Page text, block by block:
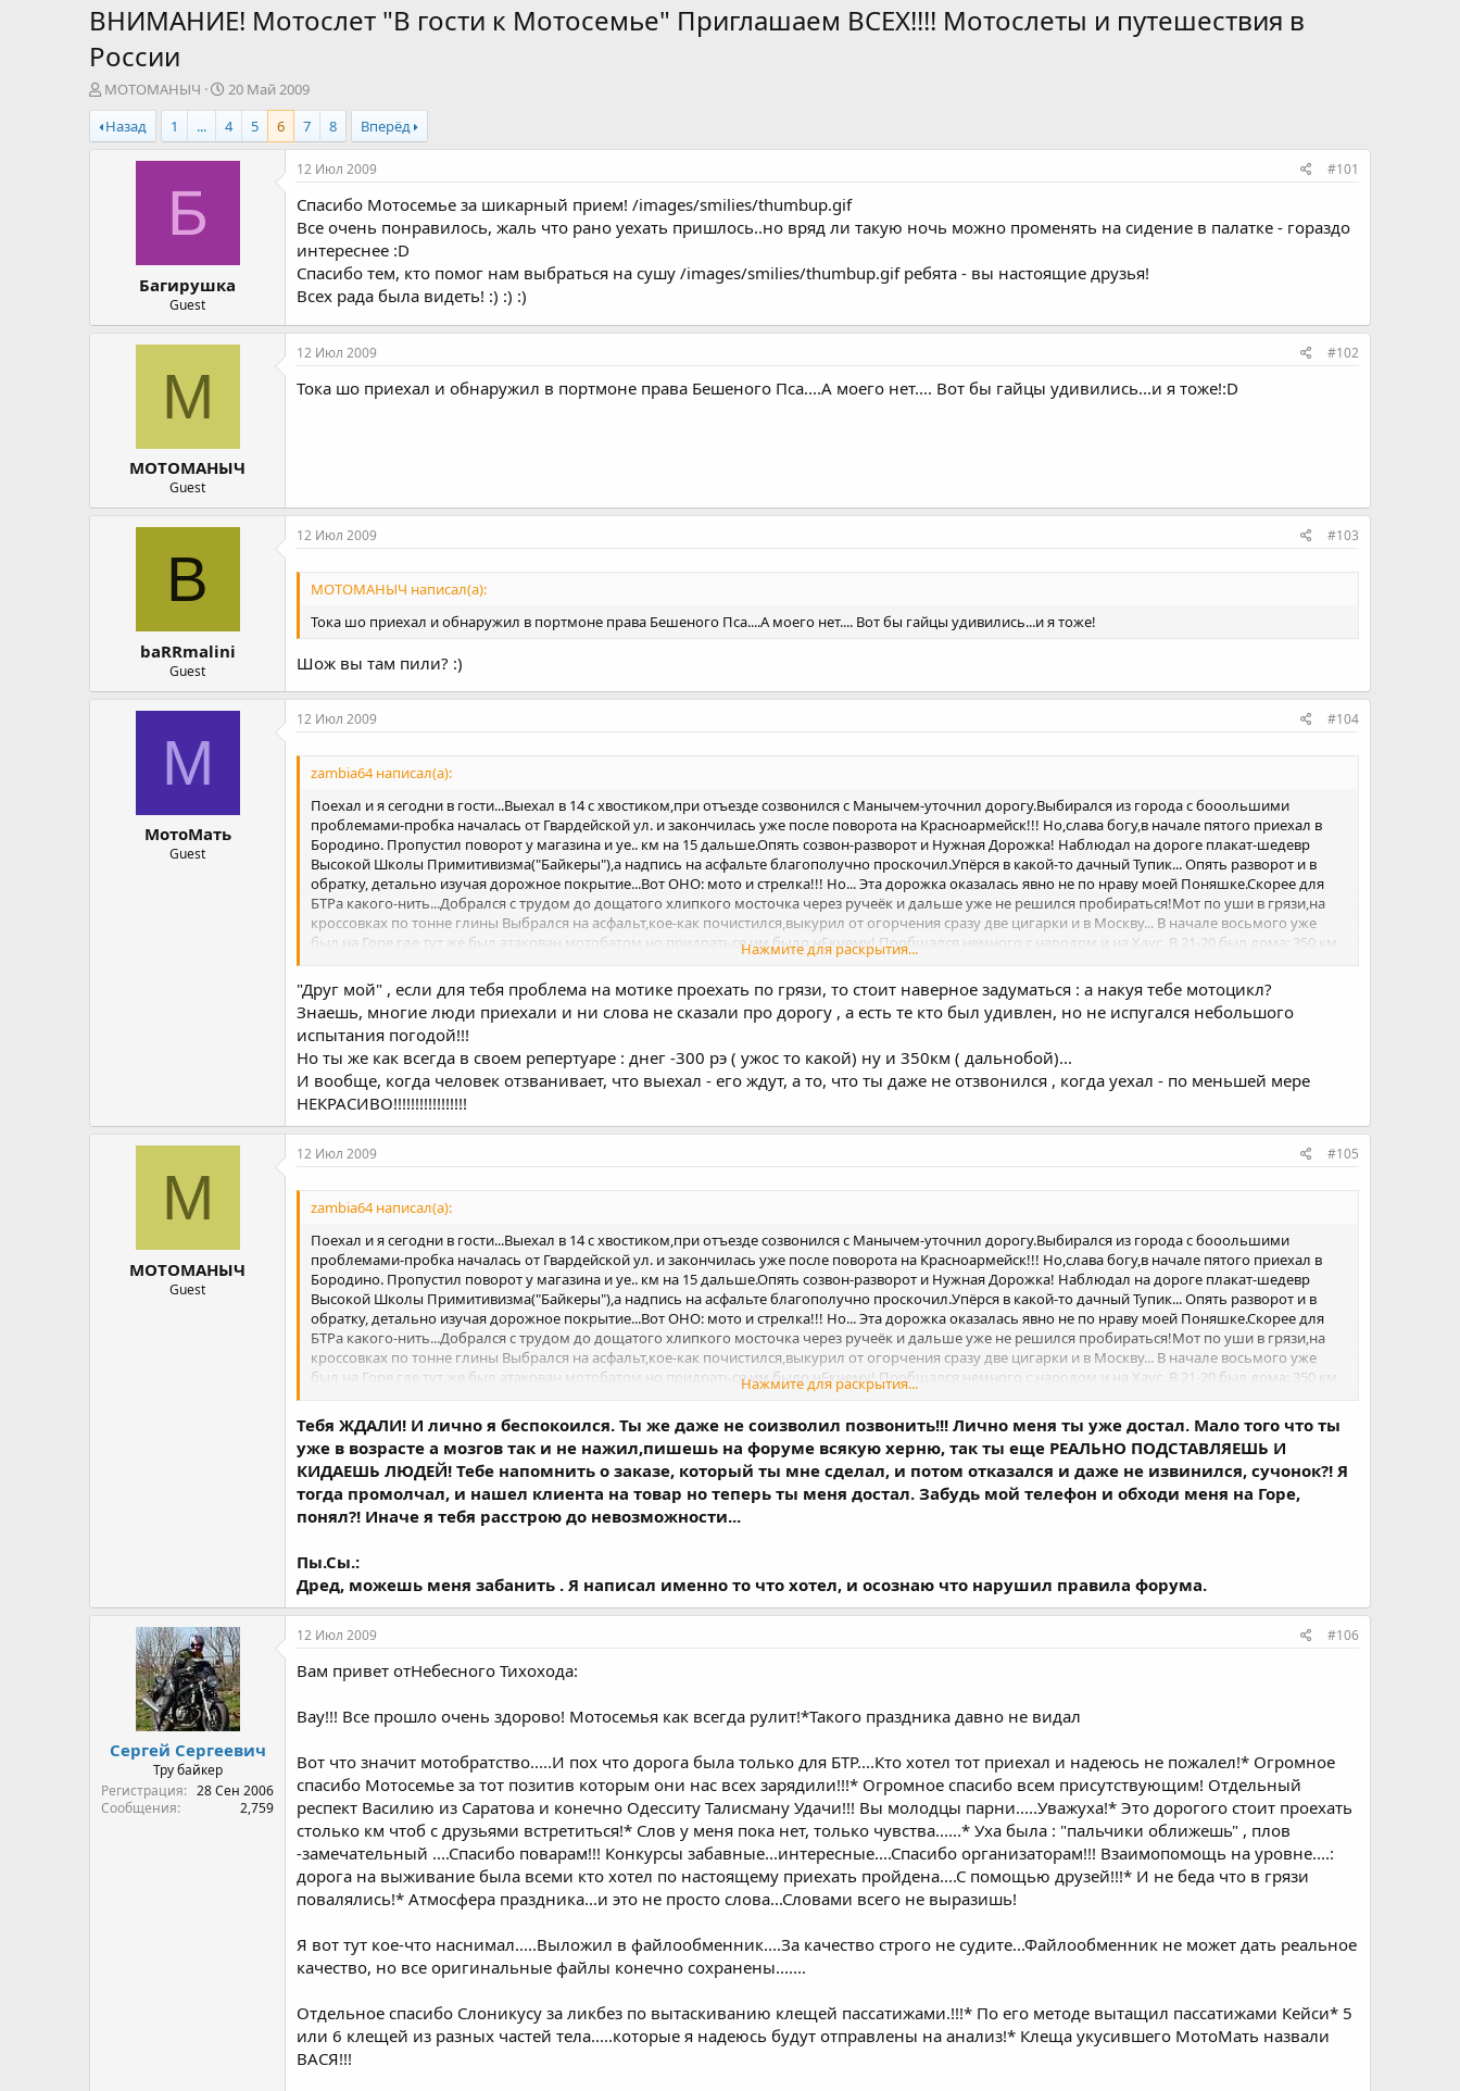
ВНИМАНИЕ! Мотослет "В гости к Мотосемье" Приглашаем ВСЕХ!!!! Мотослеты и путешествия в
России
А
в
т
о
МОТОМАНЫЧ
Д
а
т
а
н
а
20 Май 2009
Назад
1 ... 4 5 6 7 8 Вперёд
Б
Багирушка
Guest
12 Июл 2009 #101
Спасибо Мотосемье за шикарный прием! /images/smilies/thumbup.gif
Все очень понравилось, жаль что рано уехать пришлось..но вряд ли такую ночь можно променять на сидение в палатке - гораздо
интереснее :D
Спасибо тем, кто помог нам выбраться на сушу /images/smilies/thumbup.gif ребята - вы настоящие друзья!
Всех рада была видеть! :) :) :)
М
МОТОМАНЫЧ
Guest
12 Июл 2009 #102
Тока шо приехал и обнаружил в портмоне права Бешеного Пса....А моего нет.... Вот бы гайцы удивились...и я тоже!:D
B
baRRmalini
Guest
12 Июл 2009 #103
МОТОМАНЫЧ написал(а):
Тока шо приехал и обнаружил в портмоне права Бешеного Пса....А моего нет.... Вот бы гайцы удивились...и я тоже!
Шож вы там пили? :)
М
МотоМать
Guest
12 Июл 2009 #104
zambia64 написал(а):
Поехал и я сегодни в гости...Выехал в 14 с хвостиком,при отъезде созвонился с Манычем-уточнил дорогу.Выбирался из города с бооольшими
проблемами-пробка началась от Гвардейской ул. и закончилась уже после поворота на Красноармейск!!! Но,слава богу,в начале пятого приехал в
Бородино. Пропустил поворот у магазина и уе.. км на 15 дальше.Опять созвон-разворот и Нужная Дорожка! Наблюдал на дороге плакат-шедевр
Высокой Школы Примитивизма("Байкеры"),а надпись на асфальте благополучно проскочил.Упёрся в какой-то дачный Тупик... Опять разворот и в
обратку, детально изучая дорожное покрытие...Вот ОНО: мото и стрелка!!! Но... Эта дорожка оказалась явно не по нраву моей Поняшке.Скорее для
БТРа какого-нить...Добрался с трудом до дощатого хлипкого мосточка через ручеёк и дальше уже не решился пробираться!Мот по уши в грязи,на
кроссовках по тонне глины Выбрался на асфальт,кое-как почистился,выкурил от огорчения сразу две цигарки и в Москву... В начале восьмого уже
был на Горе,где тут же был атакован мотобатом,но придраться им было нЕкчему! Пообщался немного с народом и на Хаус. В 21-20 был дома: 350 км
Нажмите для раскрытия...
"Друг мой" , если для тебя проблема на мотике проехать по грязи, то стоит наверное задуматься : а накуя тебе мотоцикл?
Знаешь, многие люди приехали и ни слова не сказали про дорогу , а есть те кто был удивлен, но не испугался небольшого
испытания погодой!!!
Но ты же как всегда в своем репертуаре : днег -300 рэ ( ужос то какой) ну и 350км ( дальнобой)...
И вообще, когда человек отзванивает, что выехал - его ждут, а то, что ты даже не отзвонился , когда уехал - по меньшей мере
НЕКРАСИВО!!!!!!!!!!!!!!!!!
М
МОТОМАНЫЧ
Guest
12 Июл 2009 #105
zambia64 написал(а):
Поехал и я сегодни в гости...Выехал в 14 с хвостиком,при отъезде созвонился с Манычем-уточнил дорогу.Выбирался из города с бооольшими
проблемами-пробка началась от Гвардейской ул. и закончилась уже после поворота на Красноармейск!!! Но,слава богу,в начале пятого приехал в
Бородино. Пропустил поворот у магазина и уе.. км на 15 дальше.Опять созвон-разворот и Нужная Дорожка! Наблюдал на дороге плакат-шедевр
Высокой Школы Примитивизма("Байкеры"),а надпись на асфальте благополучно проскочил.Упёрся в какой-то дачный Тупик... Опять разворот и в
обратку, детально изучая дорожное покрытие...Вот ОНО: мото и стрелка!!! Но... Эта дорожка оказалась явно не по нраву моей Поняшке.Скорее для
БТРа какого-нить...Добрался с трудом до дощатого хлипкого мосточка через ручеёк и дальше уже не решился пробираться!Мот по уши в грязи,на
кроссовках по тонне глины Выбрался на асфальт,кое-как почистился,выкурил от огорчения сразу две цигарки и в Москву... В начале восьмого уже
был на Горе,где тут же был атакован мотобатом,но придраться им было нЕкчему! Пообщался немного с народом и на Хаус. В 21-20 был дома: 350 км
Нажмите для раскрытия...
Тебя ЖДАЛИ! И лично я беспокоился. Ты же даже не соизволил позвонить!!! Лично меня ты уже достал. Мало того что ты
уже в возрасте а мозгов так и не нажил,пишешь на форуме всякую херню, так ты еще РЕАЛЬНО ПОДСТАВЛЯЕШЬ И
КИДАЕШЬ ЛЮДЕЙ! Тебе напомнить о заказе, который ты мне сделал, и потом отказался и даже не извинился, сучонок?! Я
тогда промолчал, и нашел клиента на товар но теперь ты меня достал. Забудь мой телефон и обходи меня на Горе,
понял?! Иначе я тебя расстрою до невозможности...
Пы.Сы.:
Дред, можешь меня забанить . Я написал именно то что хотел, и осознаю что нарушил правила форума.
Сергей Сергеевич
Тру байкер
Регистрация
28 Сен 2006
Сообщения
2,759
12 Июл 2009 #106
Вам привет отНебесного Тихохода:
Вау!!! Все прошло очень здорово! Мотосемья как всегда рулит!*Такого праздника давно не видал
Вот что значит мотобратство.....И пох что дорога была только для БТР....Кто хотел тот приехал и надеюсь не пожалел!* Огромное
спасибо Мотосемье за тот позитив которым они нас всех зарядили!!!* Огромное спасибо всем присутствующим! Отдельный
респект Василию из Саратова и конечно Одесситу Талисману Удачи!!! Вы молодцы парни.....Уважуха!* Это дорогого стоит проехать
столько км чтоб с друзьями встретиться!* Слов у меня пока нет, только чувства......* Уха была : "пальчики оближешь" , плов
-замечательный ....Спасибо поварам!!! Конкурсы забавные...интересные....Спасибо организаторам!!! Взаимопомощь на уровне....:
дорога на выживание была всеми кто хотел по настоящему приехать пройдена....С помощью друзей!!!* И не беда что в грязи
повалялись!* Атмосфера праздника...и это не просто слова...Словами всего не выразишь!
Я вот тут кое-что наснимал.....Выложил в файлообменник....За качество строго не судите...Файлообменник не может дать реальное
качество, но все оригинальные файлы конечно сохранены.......
Отдельное спасибо Слоникусу за ликбез по вытаскиванию клещей пассатижами.!!!* По его методе вытащил пассатижами Кейси* 5
или 6 клещей из разных частей тела.....которые я надеюсь будут отправлены на анализ!* Клеща укусившего МотоМать назвали
ВАСЯ!!!